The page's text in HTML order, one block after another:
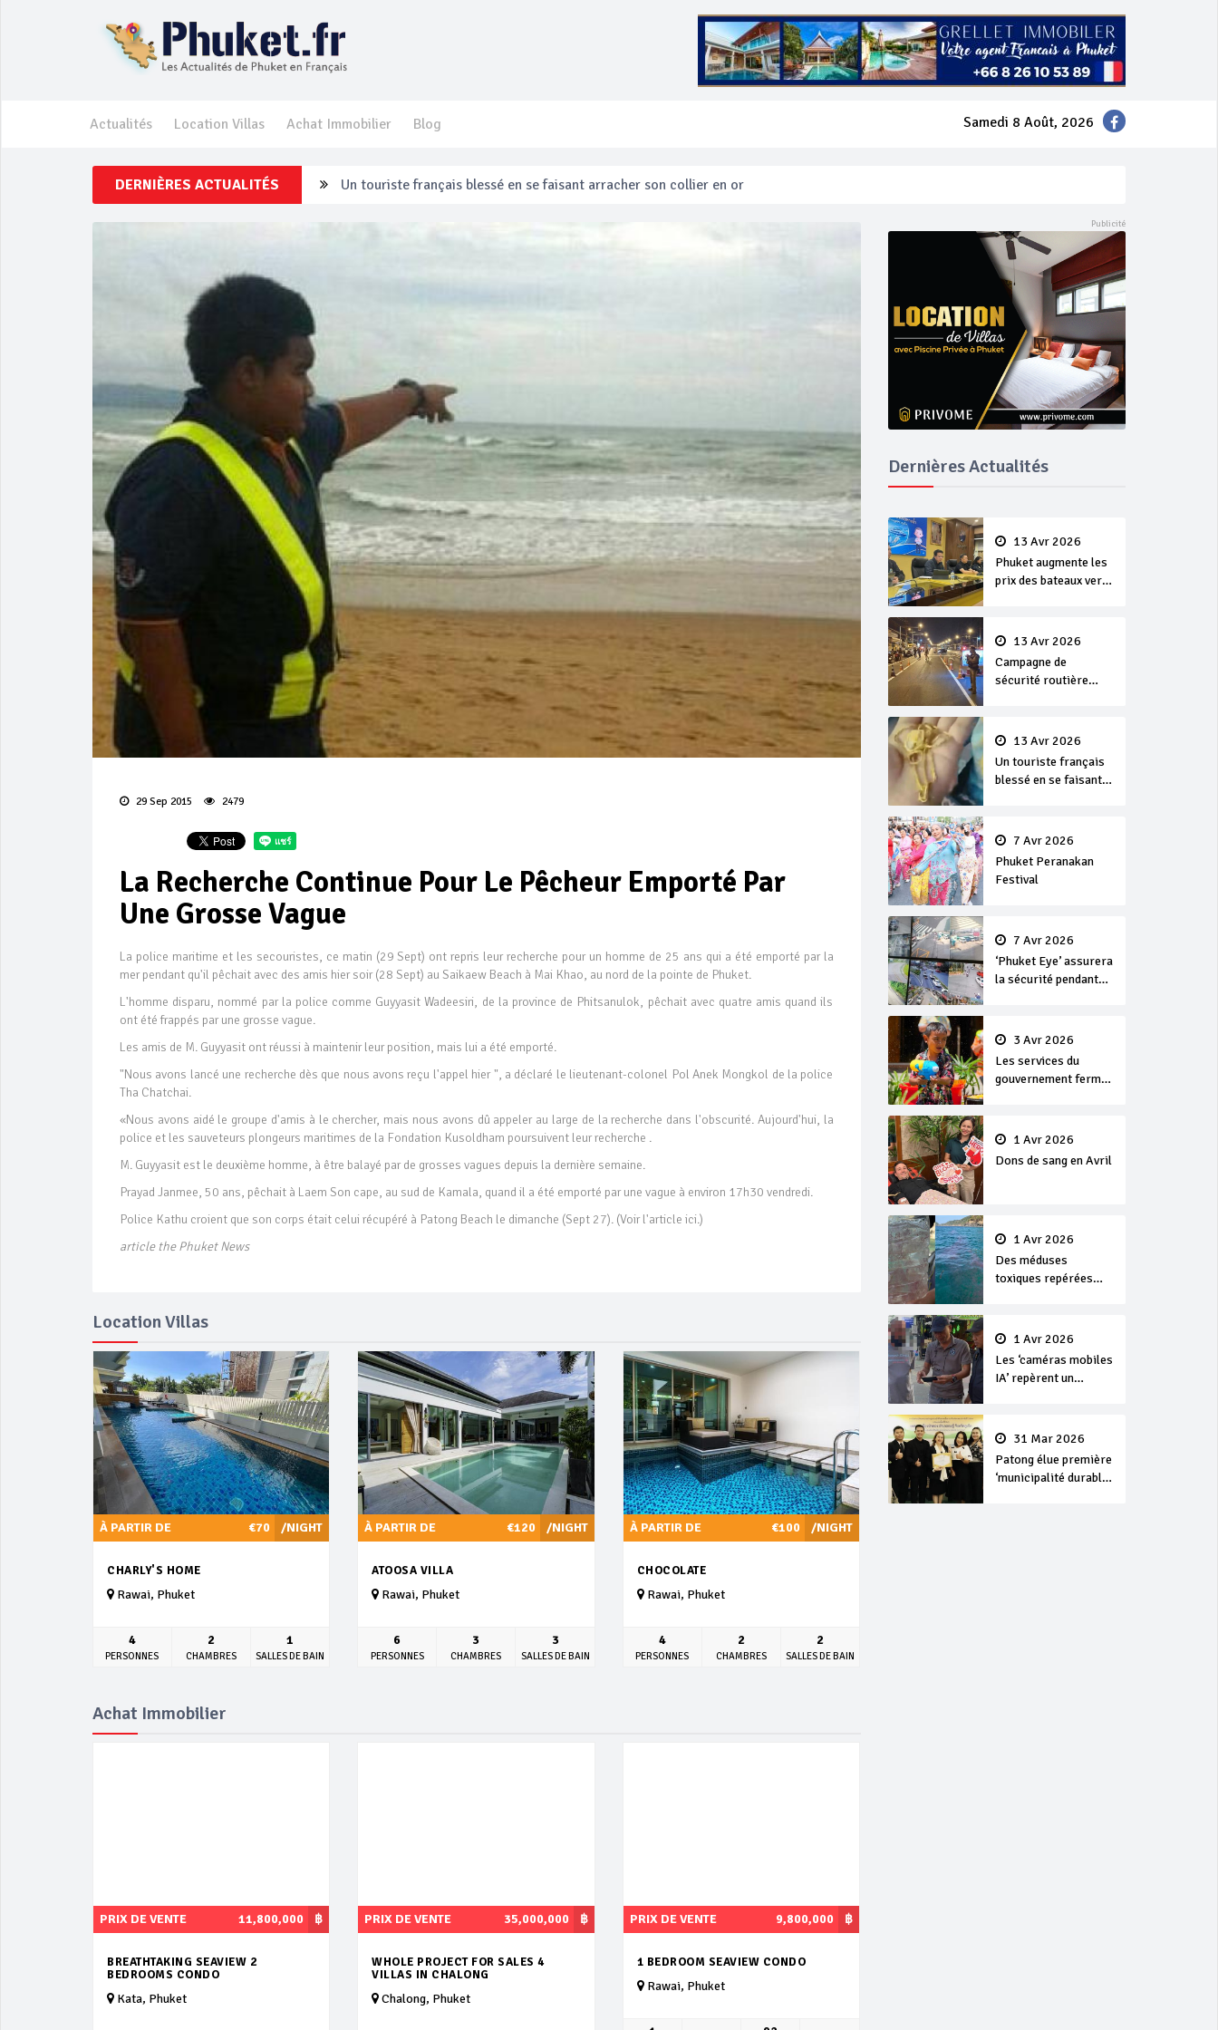
Actualités Location Villas Achat Immobilier Blog Samedi 8 Août, 2026
DERNIÈRES ACTUALITÉS Un touriste français blessé en se faisant arracher son collier en or
Phuket Peranakan Festival
29 Sep 2015 2479
La Recherche Continue Pour Le Pêcheur Emporté Par
Une Grosse Vague
La police maritime et les secouristes, ce matin (29 Sept) ont repris leur recherche pour un homme de 25 ans qui a été emporté par la
mer pendant qu'il pêchait avec des amis hier soir (28 Sept) au Saikaew Beach à Mai Khao, au nord de la pointe de Phuket.
L'homme disparu, nommé par la police comme Guyyasit Wadeesiri, de la province de Phitsanulok, pêchait avec quatre amis quand ils
ont été frappés par une grosse vague.
Les amis de M. Guyyasit ont réussi à maintenir leur position, mais lui a été emporté.
"Nous avons lancé une recherche dès que nous avons reçu l'appel hier ", a déclaré le lieutenant-colonel Pol Anek Mongkol de la police
Tha Chatchai.
«Nous avons aidé le groupe d'amis à le chercher, mais nous avons dû appeler au large de la recherche dans l'obscurité. Aujourd'hui, la
police et les sauveteurs plongeurs maritimes de la Fondation Kusoldham poursuivent leur recherche .
M. Guyyasit est le deuxième homme, à être balayé par de grosses vagues depuis la dernière semaine.
Prayad Janmee, 50 ans, pêchait à Laem Son cape, au sud de Kamala, quand il a été emporté par une vague à environ 17h30 vendredi.
Police Kathu croient que son corps était celui récupéré à Patong Beach le dimanche (Sept 27). (Voir l'article ici.)
article the Phuket News
Dernières Actualités
13 Avr 2026
Phuket augmente les
prix des bateaux vers
13 Avr 2026
Campagne de
sécurité routière
13 Avr 2026
Un touriste français
blessé en se faisant
7 Avr 2026
Phuket Peranakan
Festival
7 Avr 2026
‘Phuket Eye’ assurera
la sécurité pendant
3 Avr 2026
Les services du
gouvernement fermés
Songkran
1 Avr 2026
Dons de sang en Avril
1 Avr 2026
Des méduses
toxiques repérées
1 Avr 2026
Les ‘caméras mobiles
IA’ repèrent un
séjour31 Mar 2026
Patong élue première
‘municipalité durable’
Location Villas
/NIGHT
À PARTIR DE €70
CHARLY'S HOME
Rawai, Phuket
4
PERSONNES
2
CHAMBRES
1
SALLES DE BAIN
/NIGHT
À PARTIR DE €120
ATOOSA VILLA
Rawai, Phuket
6
PERSONNES
3
CHAMBRES
3
SALLES DE BAIN
/NIGHT
À PARTIR DE €100
CHOCOLATE
Rawai, Phuket
4
PERSONNES
2
CHAMBRES
2
SALLES DE BAIN
Achat Immobilier
฿
PRIX DE VENTE 11,800,000
BREATHTAKING SEAVIEW 2
BEDROOMS CONDO
Kata, Phuket
฿
PRIX DE VENTE 35,000,000
WHOLE PROJECT FOR SALES 4
VILLAS IN CHALONG
Chalong, Phuket
฿
PRIX DE VENTE 9,800,000
1 BEDROOM SEAVIEW CONDO
Rawai, Phuket